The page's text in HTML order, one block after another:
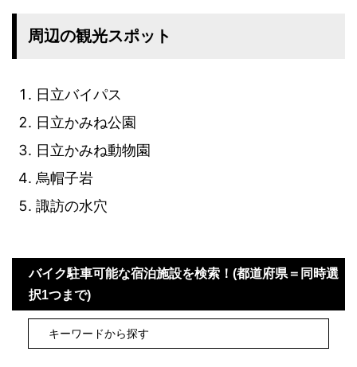
周辺の観光スポット
日立バイパス
日立かみね公園
日立かみね動物園
烏帽子岩
諏訪の水穴
バイク駐車可能な宿泊施設を検索！(都道府県＝同時選
択1つまで)